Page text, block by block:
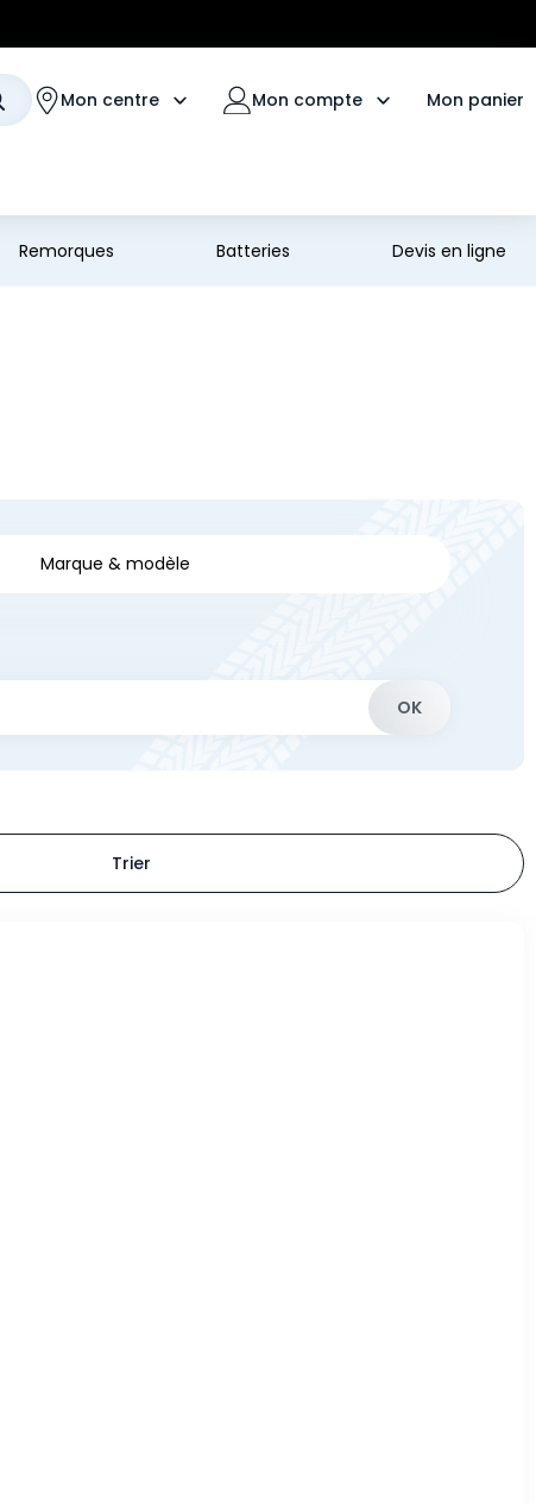
Mon centre Mon compte Mon panier
Remorques Batteries Devis en ligne
Marque & modèle
OK
Trier